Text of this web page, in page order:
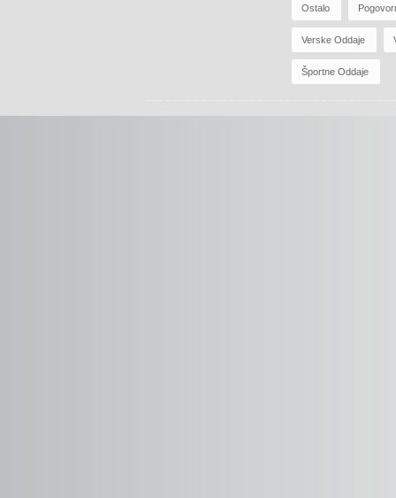
Ostalo
Verske Oddaje
Športne Oddaje